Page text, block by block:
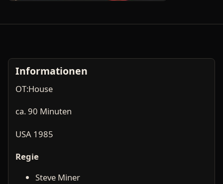
Informationen
OT:House
ca. 90 Minuten
USA 1985
Regie
Steve Miner